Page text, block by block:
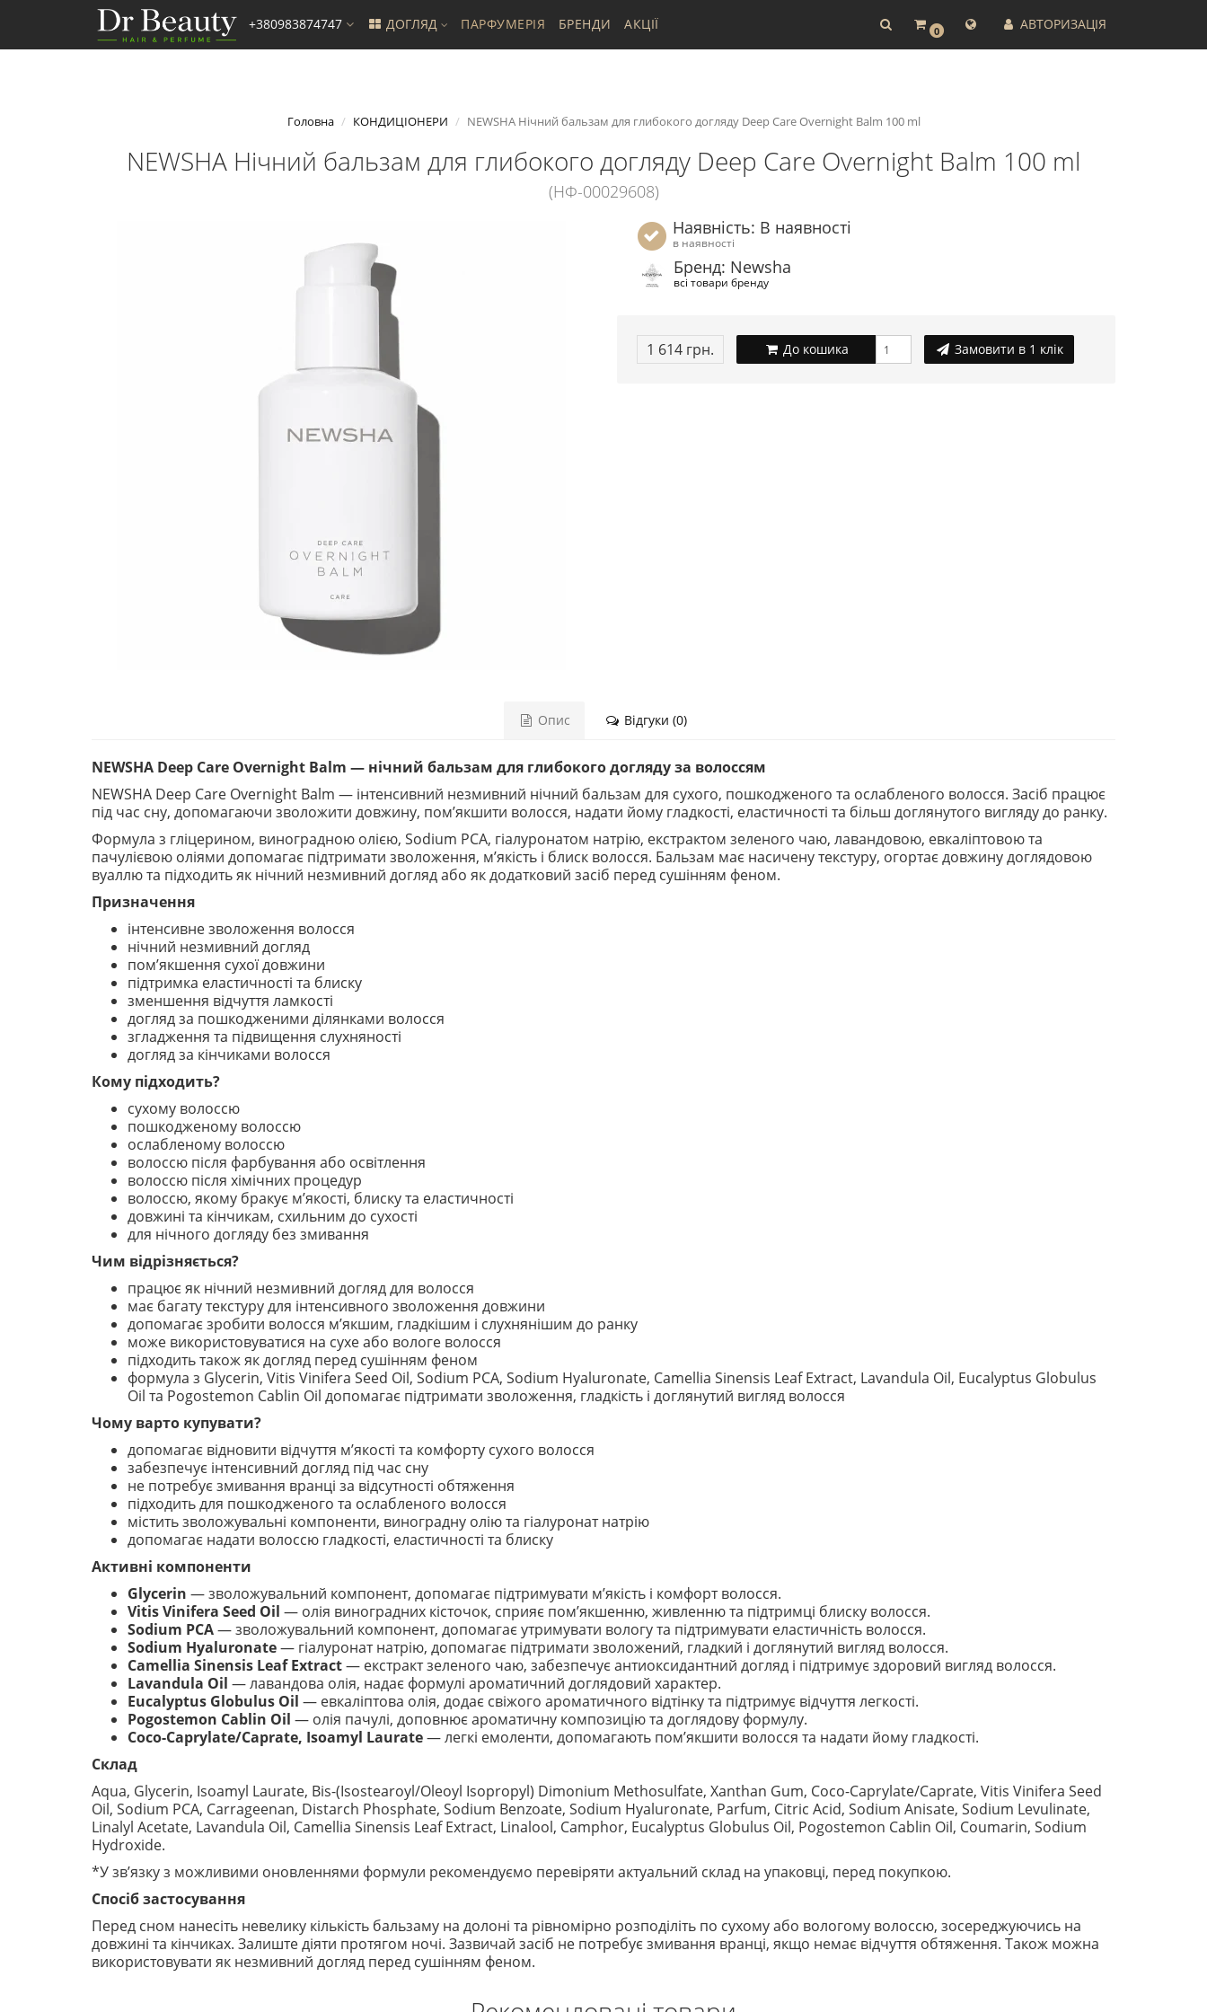
0 АВТОРИЗАЦІЯ
+380983874747 ДОГЛЯД ПАРФУМЕРІЯ БРЕНДИ АКЦІЇ
Головна КОНДИЦІОНЕРИ NEWSHA Нічний бальзам для глибокого догляду Deep Care Overnight Balm 100 ml
NEWSHA Нічний бальзам для глибокого догляду Deep Care Overnight Balm 100 ml
(НФ-00029608)
Наявність: В наявності
в наявності
Бренд: Newsha
всі товари бренду
1 614 грн. До кошика Замовити в 1 клік
Опис Відгуки (0)
NEWSHA Deep Care Overnight Balm — нічний бальзам для глибокого догляду за волоссям
NEWSHA Deep Care Overnight Balm — інтенсивний незмивний нічний бальзам для сухого, пошкодженого та ослабленого волосся. Засіб працює
під час сну, допомагаючи зволожити довжину, пом’якшити волосся, надати йому гладкості, еластичності та більш доглянутого вигляду до ранку.
Формула з гліцерином, виноградною олією, Sodium PCA, гіалуронатом натрію, екстрактом зеленого чаю, лавандовою, евкаліптовою та
пачулієвою оліями допомагає підтримати зволоження, м’якість і блиск волосся. Бальзам має насичену текстуру, огортає довжину доглядовою
вуаллю та підходить як нічний незмивний догляд або як додатковий засіб перед сушінням феном.
Призначення
інтенсивне зволоження волосся
нічний незмивний догляд
пом’якшення сухої довжини
підтримка еластичності та блиску
зменшення відчуття ламкості
догляд за пошкодженими ділянками волосся
згладження та підвищення слухняності
догляд за кінчиками волосся
Кому підходить?
сухому волоссю
пошкодженому волоссю
ослабленому волоссю
волоссю після фарбування або освітлення
волоссю після хімічних процедур
волоссю, якому бракує м’якості, блиску та еластичності
довжині та кінчикам, схильним до сухості
для нічного догляду без змивання
Чим відрізняється?
працює як нічний незмивний догляд для волосся
має багату текстуру для інтенсивного зволоження довжини
допомагає зробити волосся м’якшим, гладкішим і слухнянішим до ранку
може використовуватися на сухе або вологе волосся
підходить також як догляд перед сушінням феном
формула з Glycerin, Vitis Vinifera Seed Oil, Sodium PCA, Sodium Hyaluronate, Camellia Sinensis Leaf Extract, Lavandula Oil, Eucalyptus Globulus
Oil та Pogostemon Cablin Oil допомагає підтримати зволоження, гладкість і доглянутий вигляд волосся
Чому варто купувати?
допомагає відновити відчуття м’якості та комфорту сухого волосся
забезпечує інтенсивний догляд під час сну
не потребує змивання вранці за відсутності обтяження
підходить для пошкодженого та ослабленого волосся
містить зволожувальні компоненти, виноградну олію та гіалуронат натрію
допомагає надати волоссю гладкості, еластичності та блиску
Активні компоненти
Glycerin — зволожувальний компонент, допомагає підтримувати м’якість і комфорт волосся.
Vitis Vinifera Seed Oil — олія виноградних кісточок, сприяє пом’якшенню, живленню та підтримці блиску волосся.
Sodium PCA— зволожувальний компонент, допомагає утримувати вологу та підтримувати еластичність волосся.
Sodium Hyaluronate— гіалуронат натрію, допомагає підтримати зволожений, гладкий і доглянутий вигляд волосся.
Camellia Sinensis Leaf Extract— екстракт зеленого чаю, забезпечує антиоксидантний догляд і підтримує здоровий вигляд волосся.
Lavandula Oil — лавандова олія, надає формулі ароматичний доглядовий характер.
Eucalyptus Globulus Oil — евкаліптова олія, додає свіжого ароматичного відтінку та підтримує відчуття легкості.
Pogostemon Cablin Oil — олія пачулі, доповнює ароматичну композицію та доглядову формулу.
Coco-Caprylate/Caprate, Isoamyl Laurate— легкі емоленти, допомагають пом’якшити волосся та надати йому гладкості.
Склад
Aqua, Glycerin, Isoamyl Laurate, Bis-(Isostearoyl/Oleoyl Isopropyl) Dimonium Methosulfate, Xanthan Gum, Coco-Caprylate/Caprate, Vitis Vinifera Seed
Oil, Sodium PCA, Carrageenan, Distarch Phosphate, Sodium Benzoate, Sodium Hyaluronate, Parfum, Citric Acid, Sodium Anisate, Sodium Levulinate,
Linalyl Acetate, Lavandula Oil, Camellia Sinensis Leaf Extract, Linalool, Camphor, Eucalyptus Globulus Oil, Pogostemon Cablin Oil, Coumarin, Sodium
Hydroxide.
*У зв’язку з можливими оновленнями формули рекомендуємо перевіряти актуальний склад на упаковці, перед покупкою.
Спосіб застосування
Перед сном нанесіть невелику кількість бальзаму на долоні та рівномірно розподіліть по сухому або вологому волоссю, зосереджуючись на
довжині та кінчиках. Залиште діяти протягом ночі. Зазвичай засіб не потребує змивання вранці, якщо немає відчуття обтяження. Також можна
використовувати як незмивний догляд перед сушінням феном.